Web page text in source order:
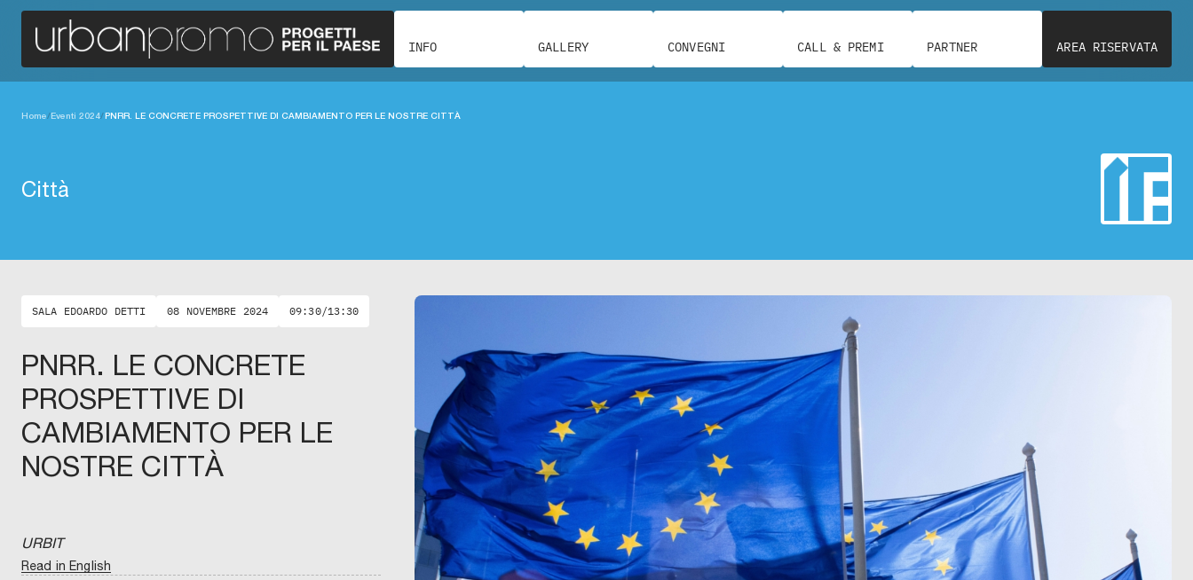
INFO GALLERY CONVEGNI CALL & PREMI PARTNER AREA RISERVATA
Home/Eventi 2024/PNRR. LE CONCRETE PROSPETTIVE DI CAMBIAMENTO PER LE NOSTRE CITTÀ
Città
SALA EDOARDO DETTI 08 NOVEMBRE 2024 09:30/13:30
PNRR. LE CONCRETE
PROSPETTIVE DI
CAMBIAMENTO PER LE
NOSTRE CITTÀ
URBIT
Read in English